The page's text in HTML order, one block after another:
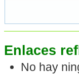
Enlaces
No hay